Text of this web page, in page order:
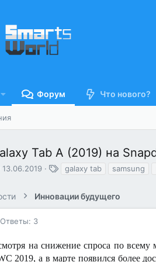
Форум Что нового?
Tab A (2019) на
Д
а
н
а
л
13.06.2019
и
galaxy tab samsung
Инновации будущего
Ответы: 3
на снижение спроса по
2019, а в марте появился более